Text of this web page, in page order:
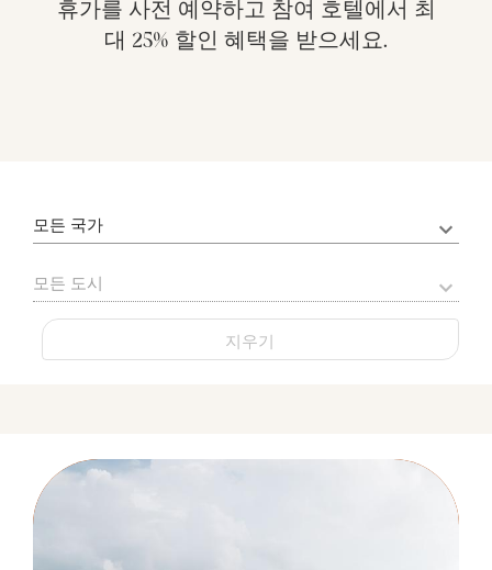
휴가를 사전 예약하고 참여 호텔에서 최
대 25% 할인 혜택을 받으세요.
모든 국가
모든 도시
지우기